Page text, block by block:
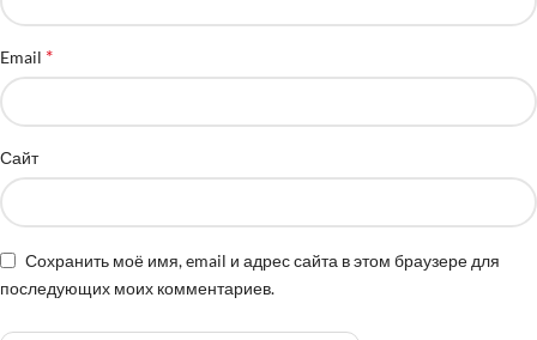
Email *
Сайт
Сохранить моё имя, email и адрес сайта в этом браузере для
последующих моих комментариев.